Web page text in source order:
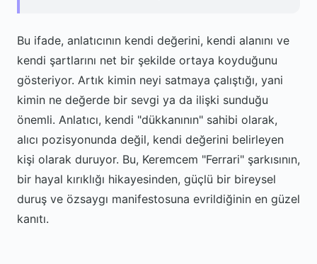
Bu ifade, anlatıcının kendi değerini, kendi alanını ve
kendi şartlarını net bir şekilde ortaya koyduğunu
gösteriyor. Artık kimin neyi satmaya çalıştığı, yani
kimin ne değerde bir sevgi ya da ilişki sunduğu
önemli. Anlatıcı, kendi "dükkanının" sahibi olarak,
alıcı pozisyonunda değil, kendi değerini belirleyen
kişi olarak duruyor. Bu, Keremcem "Ferrari" şarkısının,
bir hayal kırıklığı hikayesinden, güçlü bir bireysel
duruş ve özsaygı manifestosuna evrildiğinin en güzel
kanıtı.